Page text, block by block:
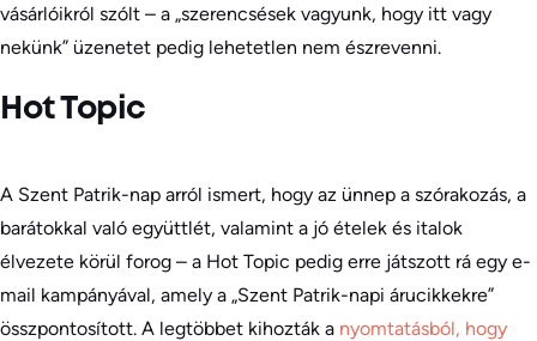
vásárlóikról szólt – a „szerencsések vagyunk, hogy itt vagy
nekünk” üzenetet pedig lehetetlen nem észrevenni.
Hot Topic
A Szent Patrik-nap arról ismert, hogy az ünnep a szórakozás, a
barátokkal való együttlét, valamint a jó ételek és italok
élvezete körül forog – a Hot Topic pedig erre játszott rá egy e-
mail kampányával, amely a „Szent Patrik-napi árucikkekre”
összpontosított. A legtöbbet kihozták a nyomtatásból, hogy